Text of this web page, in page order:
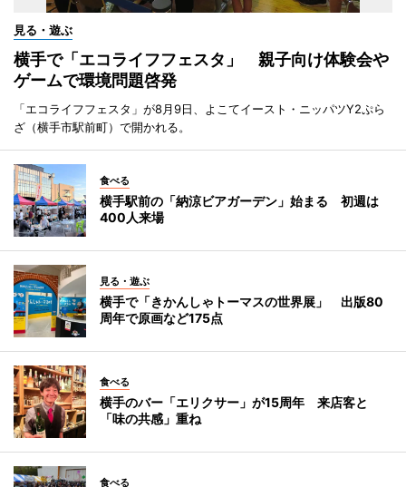
見る・遊ぶ
横手で「エコライフフェスタ」 親子向け体験会や
ゲームで環境問題啓発
「エコライフフェスタ」が8月9日、よこてイースト・ニッパツY2ぷら
ざ（横手市駅前町）で開かれる。
食べる
横手駅前の「納涼ビアガーデン」始まる 初週は
400人来場
見る・遊ぶ
横手で「きかんしゃトーマスの世界展」 出版80
周年で原画など175点
食べる
横手のバー「エリクサー」が15周年 来店客と
「味の共感」重ね
食べる